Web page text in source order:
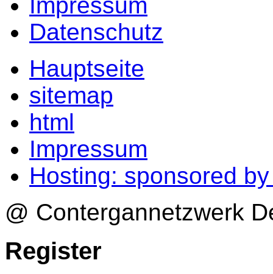
Datenschutz
Hauptseite
sitemap
html
Impressum
Hosting: sponsored
@ Contergannetzwerk
Register